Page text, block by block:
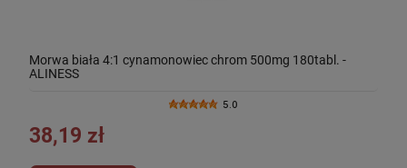
Morwa biała 4:1 cynamonowiec chrom 500mg 180tabl. -
ALINESS
5.0
38,19 zł